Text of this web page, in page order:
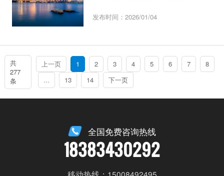
发布时间：2026/01/04
共
277
条
上一页 1 2 3 4 5 6 7
8
...
13 14 下一页
全国免费咨询热线
18383430292